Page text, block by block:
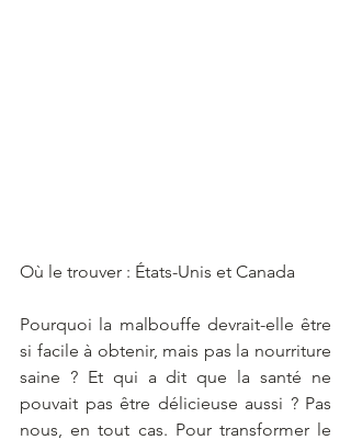
Où le trouver : États-Unis et Canada
Pourquoi la malbouffe devrait-elle être
si facile à obtenir, mais pas la nourriture
saine ? Et qui a dit que la santé ne
pouvait pas être délicieuse aussi ? Pas
nous, en tout cas. Pour transformer le